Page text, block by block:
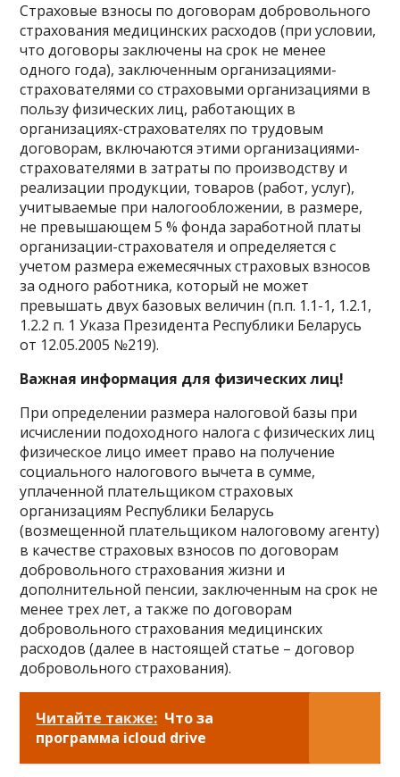
Страховые взносы по договорам добровольного
страхования медицинских расходов (при условии,
что договоры заключены на срок не менее
одного года), заключенным организациями-
страхователями со страховыми организациями в
пользу физических лиц, работающих в
организациях-страхователях по трудовым
договорам, включаются этими организациями-
страхователями в затраты по производству и
реализации продукции, товаров (работ, услуг),
учитываемые при налогообложении, в размере,
не превышающем 5 % фонда заработной платы
организации-страхователя и определяется с
учетом размера ежемесячных страховых взносов
за одного работника, который не может
превышать двух базовых величин (п.п. 1.1-1, 1.2.1,
1.2.2 п. 1 Указа Президента Республики Беларусь
от 12.05.2005 №219).
Важная информация для физических лиц!
При определении размера налоговой базы при
исчислении подоходного налога с физических лиц
физическое лицо имеет право на получение
социального налогового вычета в сумме,
уплаченной плательщиком страховых
организациям Республики Беларусь
(возмещенной плательщиком налоговому агенту)
в качестве страховых взносов по договорам
добровольного страхования жизни и
дополнительной пенсии, заключенным на срок не
менее трех лет, а также по договорам
добровольного страхования медицинских
расходов (далее в настоящей статье – договор
добровольного страхования).
Читайте также: Что за
программа icloud drive